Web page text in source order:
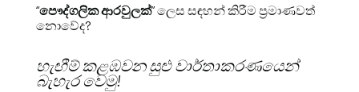
“පෞද්ගලික ආරවුලක්” ලෙස සඳහන් කිරීම ප්‍රමාණවත්
නොවේද?
හැඟීම් කළඹවන සුළු වාර්තාකරණයෙන්
බැහැර වෙමු!